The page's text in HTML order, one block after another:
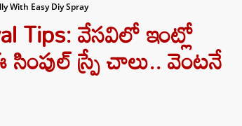
With Easy Diy Spray
Tips: వేసవిలో ఇంట్లో
స్ప్రే చాలు.. వెంటనే